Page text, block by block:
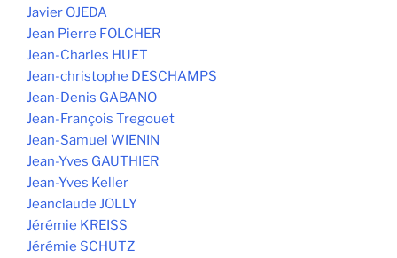
Javier OJEDA
Jean Pierre FOLCHER
Jean-Charles HUET
Jean-christophe DESCHAMPS
Jean-Denis GABANO
Jean-François Tregouet
Jean-Samuel WIENIN
Jean-Yves GAUTHIER
Jean-Yves Keller
Jeanclaude JOLLY
Jérémie KREISS
Jérémie SCHUTZ